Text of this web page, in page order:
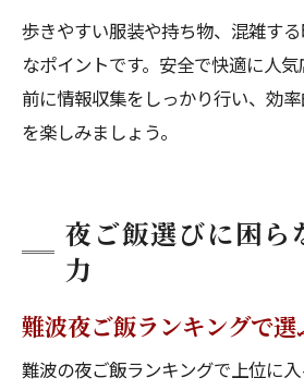
歩きやすい服装や持ち物、混雑す
なポイントです。安全で快適に人
前に情報収集をしっかり行い、効
を楽しみましょう。
夜ご飯選びに困ら
力
難波夜ご飯ランキングで
難波の夜ご飯ランキングで上位に